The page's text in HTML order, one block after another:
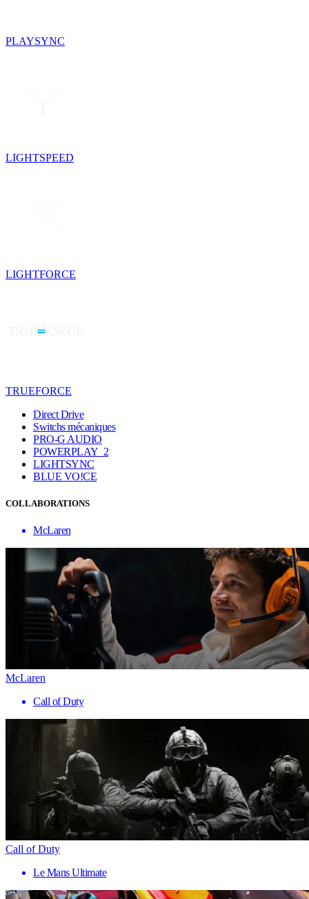
PLAYSYNC
LIGHTSPEED
LIGHTFORCE
TRUEFORCE
Direct Drive
Switchs mécaniques
PRO-G AUDIO
POWERPLAY 2
LIGHTSYNC
BLUE VO!CE
COLLABORATIONS
McLaren
McLaren
Call of Duty
Call of Duty
Le Mans Ultimate